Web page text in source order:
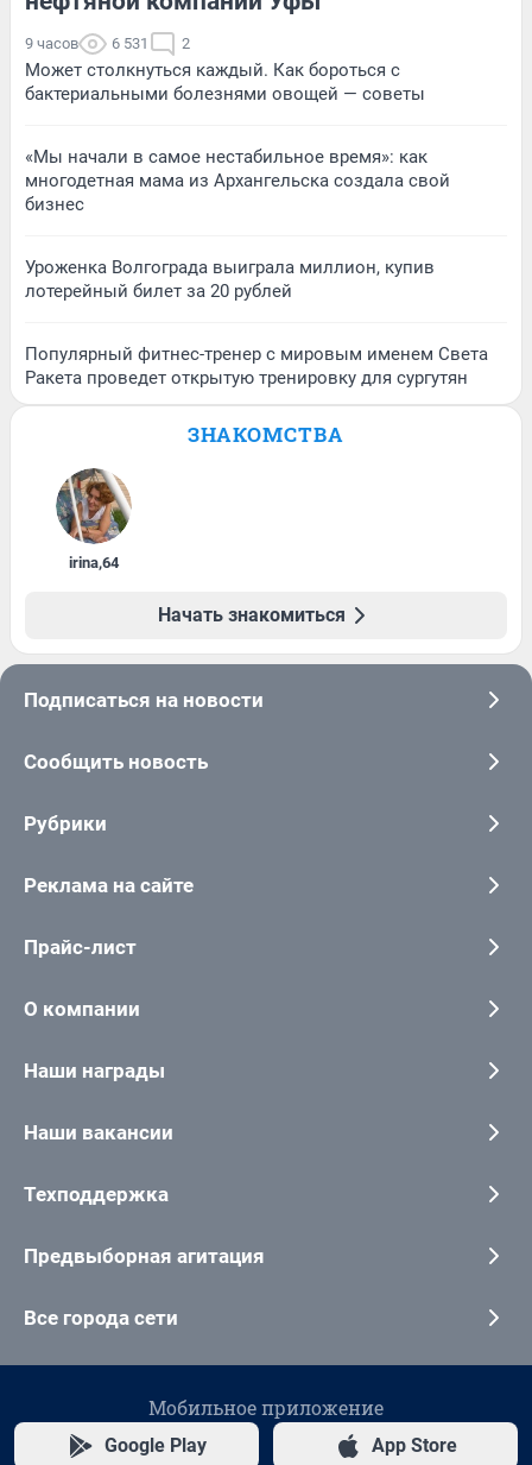
9 часов 6 531 2
Может столкнуться каждый. Как бороться с
бактериальными болезнями овощей — советы
«Мы начали в самое нестабильное время»: как
многодетная мама из Архангельска создала свой
бизнес
Уроженка Волгограда выиграла миллион, купив
лотерейный билет за 20 рублей
Популярный фитнес-тренер с мировым именем Света
Ракета проведет открытую тренировку для сургутян
ЗНАКОМСТВА
irina,64
Начать знакомиться
Подписаться на новости
Сообщить новость
Рубрики
Реклама на сайте
Прайс-лист
О компании
Наши награды
Наши вакансии
Техподдержка
Предвыборная агитация
Все города сети
Мобильное приложение
Google Play App Store